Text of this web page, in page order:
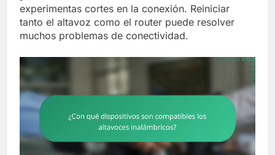
experimentas cortes en la conexión. Reiniciar
tanto el altavoz como el router puede resolver
muchos problemas de conectividad.